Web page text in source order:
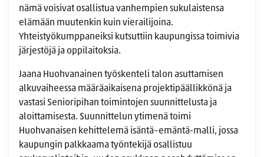
nämä voisivat osallistua vanhempien sukulaistensa
elämään muutenkin kuin vierailijoina.
Yhteistyökumppaneiksi kutsuttiin kaupungissa toimivia
järjestöjä ja oppilaitoksia.
Jaana Huohvanainen työskenteli talon asuttamisen
alkuvaiheessa määräaikaisena projektipäällikkönä ja
vastasi Senioripihan toimintojen suunnittelusta ja
aloittamisesta. Suunnittelun ytimenä toimi
Huohvanaisen kehittelemä isäntä–emäntä-malli, jossa
kaupungin palkkaama työntekijä osallistuu